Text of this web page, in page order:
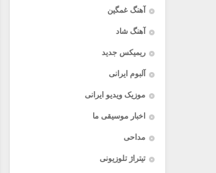
آهنگ غمگین
آهنگ شاد
ریمیکس جدید
آلبوم ایرانی
موزیک ویدیو ایرانی
اخبار موسیقی ما
مداحی
تیتراژ تلوزیونی